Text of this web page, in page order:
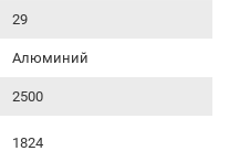
29
Алюминий
2500
1824